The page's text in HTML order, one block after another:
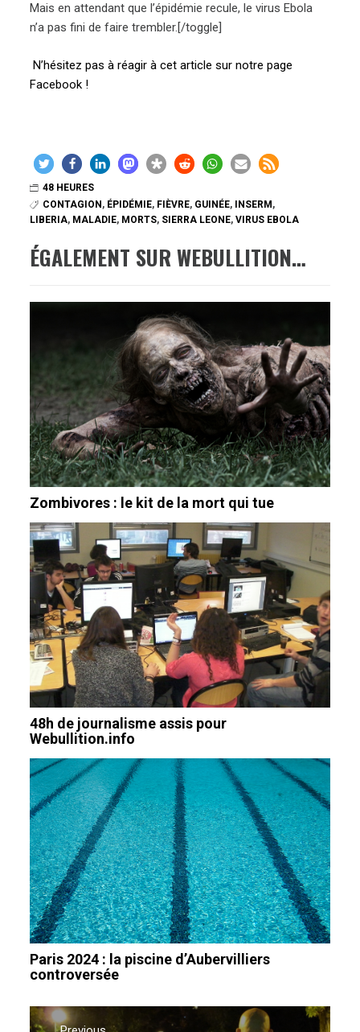
Mais en attendant que l’épidémie recule, le virus Ebola
n’a pas fini de faire trembler.[/toggle]
N’hésitez pas à réagir à cet article sur notre page
Facebook !
48 HEURES
CONTAGION , ÉPIDÉMIE, FIÈVRE, GUINÉE, INSERM ,
LIBERIA, MALADIE, MORTS, SIERRA LEONE,VIRUS EBOLA
ÉGALEMENT SUR WEBULLITION…
Zombivores : le kit de la mort qui tue
48h de journalisme assis pour
Webullition.info
Paris 2024 : la piscine d’Aubervilliers
controversée
Navigation